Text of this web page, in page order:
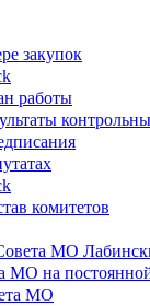
закупок
работы
комитетов
МО
МО на
МО